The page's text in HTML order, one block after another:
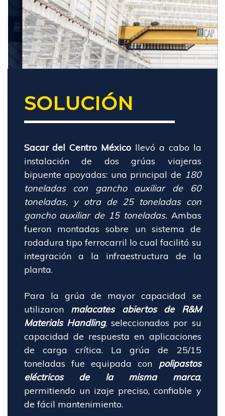
SOLUCIÓN
Sacar del Centro México llevó a cabo la
instalación de dos grúas viajeras
bipuente apoyadas: una principal de 180
toneladas con gancho auxiliar de 60
toneladas, y otra de 25 toneladas con
gancho auxiliar de 15 toneladas.Ambas
fueron montadas sobre un sistema de
rodadura tipo ferrocarril lo cual facilitó su
integración a la infraestructura de la
planta.
Para la grúa de mayor capacidad se
utilizaron malacates abiertos de R&M
Materials Handling, seleccionados por su
capacidad de respuesta en aplicaciones
de carga crítica. La grúa de 25/15
toneladas fue equipada con polipastos
eléctricos de la misma marca,
permitiendo un izaje preciso, confiable y
de fácil mantenimiento.